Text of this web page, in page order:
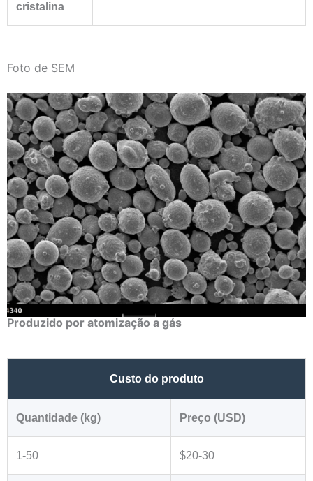
cristalina
Foto de SEM
Produzido por atomização a gás
Custo do produto
Quantidade (kg) Preço (USD)
1-50 $20-30